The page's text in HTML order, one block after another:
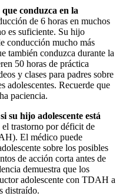
conduzca en la
de 6 horas en muchos
es suficiente. Su hijo
conducción mucho más
también conduzca durante la
50 horas de práctica
y clases para padres sobre
adolescentes. Recuerde que
paciencia.
su hijo adolescente está
el trastorno por déficit de
El médico puede
sobre los posibles
de acción corta antes de
demuestra que los
adolescente con TDAH a
distraído.